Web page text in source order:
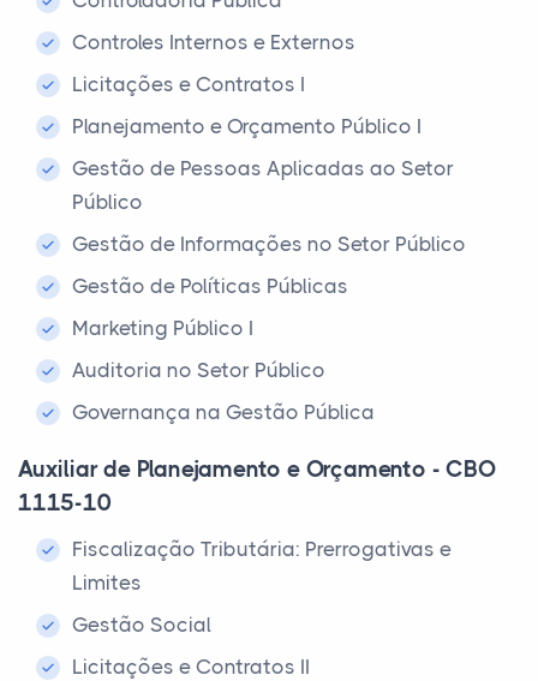
Controles Internos e Externos
Licitações e Contratos I
Planejamento e Orçamento Público I
Gestão de Pessoas Aplicadas ao Setor
Público
Gestão de Informações no Setor Público
Gestão de Políticas Públicas
Marketing Público I
Auditoria no Setor Público
Governança na Gestão Pública
Auxiliar de Planejamento e Orçamento - CBO
1115-10
Fiscalização Tributária: Prerrogativas e
Limites
Gestão Social
Licitações e Contratos II